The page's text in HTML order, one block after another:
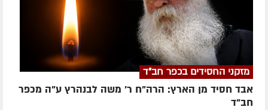
מזקני החסידים בכפר חב"ד
אבד חסיד מן הארץ: הרה"ח ר' משה לבנהרץ ע"ה מכפר
חב"ד